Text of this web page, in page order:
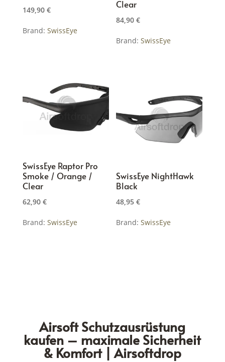
149,90 €
Brand: SwissEye
Clear
84,90€
Brand:SwissEye
SwissEye Raptor Pro
Smoke / Orange /
Clear
62,90 €
Brand: SwissEye
SwissEye NightHawk
Black
48,95€
Brand:SwissEye
Airsoft Schutzausrüstung
kaufen – maximale Sicherheit
& Komfort | Airsoftdrop